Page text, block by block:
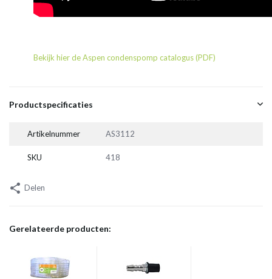
Bekijk hier de Aspen condenspomp catalogus (PDF)
Productspecificaties
Artikelnummer AS3112
SKU 418
Delen
Gerelateerde producten: